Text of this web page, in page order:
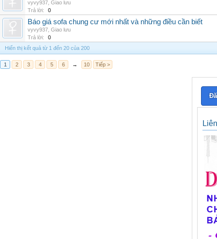
vyvy937 Giao lưu
Trả lời:
0
Báo giá sofa chung cư mới nhất và những điều cần biết
vyvy937 Giao lưu
Trả lời:
0
Hiển thị kết quả từ 1 đến 20 của 200
1 2 3 4 5 6 → 10 Tiếp >